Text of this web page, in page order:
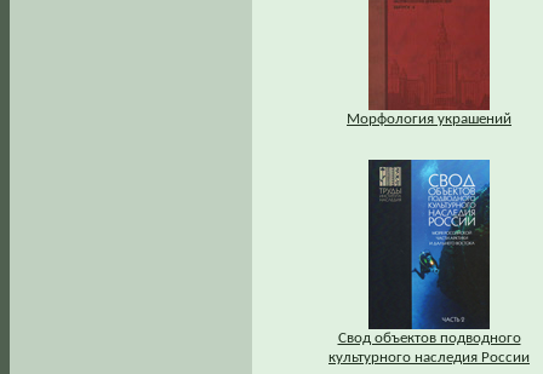
Морфология украшений
Свод объектов подводного
культурного наследия России